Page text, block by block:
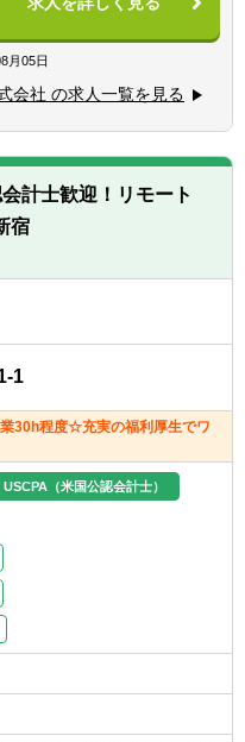
目標である、2029年3月期
兆円、営業利益2,500億円
オーガニック（自律）成
出】
No.1の製品を多数有する国
ルメーカーです。世界27ヶ
展開。グループ全体の生産
率は約9割となります。
フィスの紹介】
階建ての自社ビルとして
技術の創出が叶う環境を整
ニケーションが活発に生ま
スのレイアウトには工夫を
導入や、吹き抜けやメゾネ
段を活用したコミュニケー
多数設置するなど、社員お
ーが活発化する仕組みを随
。
意識した日替わりメニュー
宮と東京湾を一望できるカ
スもオープンいたしまし
優れたプレゼンテーショ
ュニケーション能力を有す
業務ソフトウェアに精通
ル】
）、米国公認会計士
士の資格、あるいは同等の
ケーション能力があるこ
テムに精通していること
入プロジェクト・新会計基
ト等をリードした経験があ
・業務経験があること
入社時点で喫煙されな
がある方
』を創るリーディングカ
、そして何よりも社員の健
めに、「2028年までに社員
する」ことを目指して、禁
組みを強化しています。上
点で非喫煙者であることを
ています。
基準に基づく決算業務、決
検討・策定
法に基づく監督官庁なら
提出資料作成
査対応
部統制対応
日米の関係部門との調
は補佐
ス改善等の各種社内プロ
補佐 など
業務を経験できます
改善等の各種社内プロジェ
とができます
ュニケーションを取って業
ローバルな業務に関与いた
制度やハイブリッドワー
、柔軟な勤務が可能です。
なく多様な人財が活躍し
月05日
会社 の求人一覧を見る
計士歓迎！リモート
宿
1
30h程度☆充実の福利厚生でワ
USCPA（米国公認会計士）